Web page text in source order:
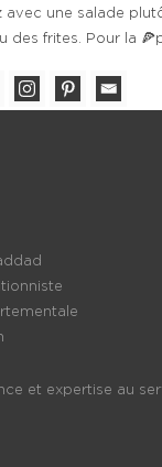
avec une salade
des frites. Pour la
et expertise au